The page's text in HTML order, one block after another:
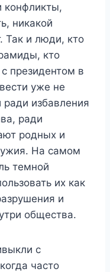
конфликты,
никакой
Так и люди, кто
кто
президентом в
уже не
избавления
ради
родных и
На самом
темной
их как
и
общества.
с
часто